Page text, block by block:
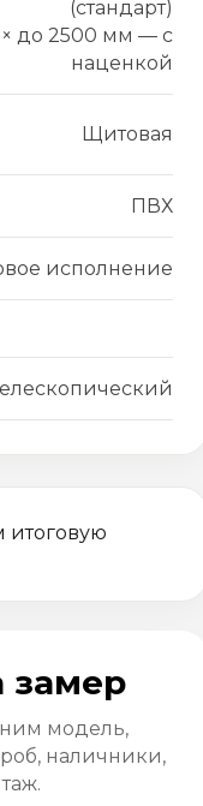
(стандарт)
до 2500 мм — с
наценкой
Щитовая
ПВХ
исполнение
итоговую
замер
модель,
наличники,